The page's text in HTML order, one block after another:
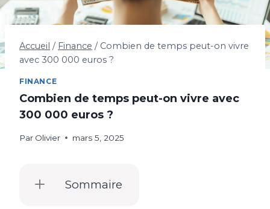
Accueil / Finance / Combien de temps peut-on vivre
avec 300 000 euros ?
FINANCE
Combien de temps peut-on vivre avec
300 000 euros ?
Par Olivier mars 5, 2025
Sommaire